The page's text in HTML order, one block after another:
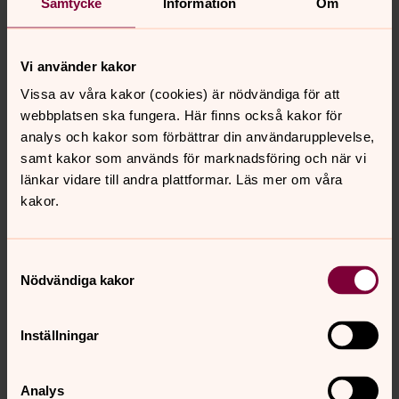
Vi använder kakor
Vissa av våra kakor (cookies) är nödvändiga för att
webbplatsen ska fungera. Här finns också kakor för
analys och kakor som förbättrar din användarupplevelse,
samt kakor som används för marknadsföring och när vi
länkar vidare till andra plattformar. Läs mer om våra
kakor.
Nödvändiga kakor
Inställningar
Analys
för tillsynen.
Länsstyrelsen förordnar utökas och förtydligas.
Begravningsexpeditionen
Vi svarar på frågor om begravningar,
gravsättningar, gravrätter, beställning av plaketter,
gravvisning, bokning av kapell samt frågor om lagar
Du når oss på031-731 80 80
vardagar kl. 9-12
gbg.begravning@svenskakyrkan.se
kyrkogård, vi har öppet för besök vardagar kl. 09-12